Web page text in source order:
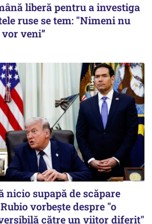
liberă pentru a investiga
ruse se tem: "Nimeni nu
veni”
nicio supapă de scăpare
vorbește despre "o
către un viitor diferit"